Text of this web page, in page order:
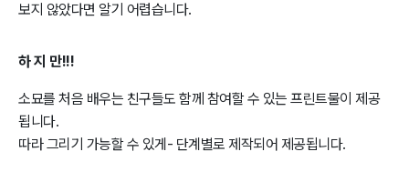
보지 않았다면 알기 어렵습니다.
하 지 만!!!
소묘를 처음 배우는 친구들도 함께 참여할 수 있는 프린트물이 제공
됩니다.
따라 그리기 가능할 수 있게- 단계별로 제작되어 제공됩니다.